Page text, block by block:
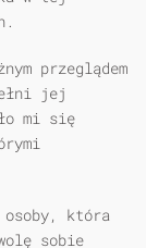
przeglądem
jej
mi się
osoby, która
sobie